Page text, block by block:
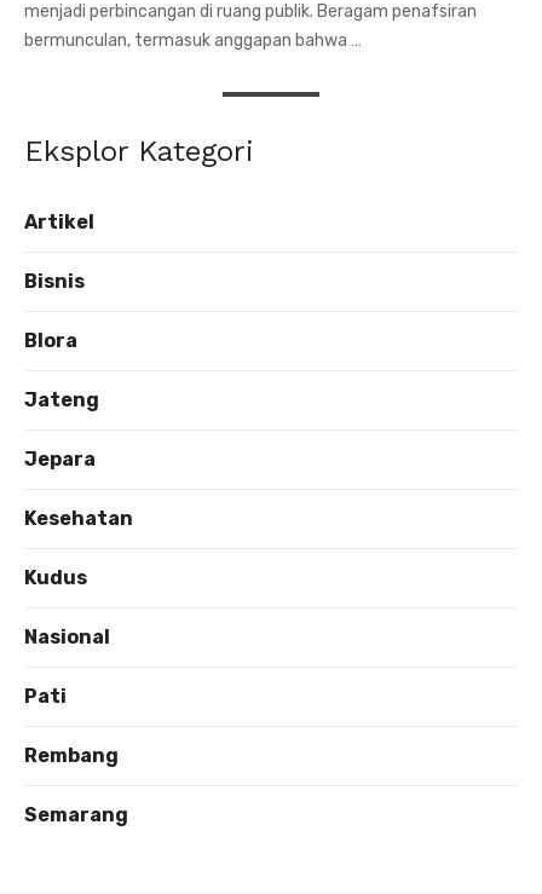
menjadi perbincangan di ruang publik. Beragam penafsiran
bermunculan, termasuk anggapan bahwa …
Eksplor Kategori
Artikel
Bisnis
Blora
Jateng
Jepara
Kesehatan
Kudus
Nasional
Pati
Rembang
Semarang